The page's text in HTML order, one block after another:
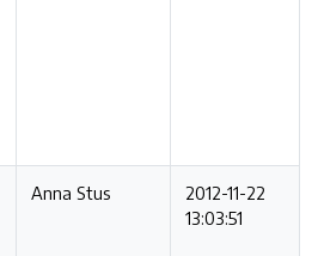
Anna Stus
2012-11-22
13:03:51